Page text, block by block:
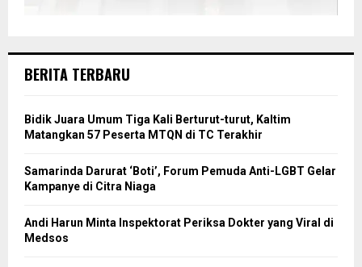
BERITA TERBARU
Bidik Juara Umum Tiga Kali Berturut-turut, Kaltim
Matangkan 57 Peserta MTQN di TC Terakhir
Samarinda Darurat ‘Boti’, Forum Pemuda Anti-LGBT Gelar
Kampanye di Citra Niaga
Andi Harun Minta Inspektorat Periksa Dokter yang Viral di
Medsos